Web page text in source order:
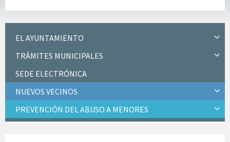
EL AYUNTAMIENTO
TRÁMITES MUNICIPALES
SEDE ELECTRÓNICA
NUEVOS VECINOS
PREVENCIÓN DEL ABUSO A MENORES